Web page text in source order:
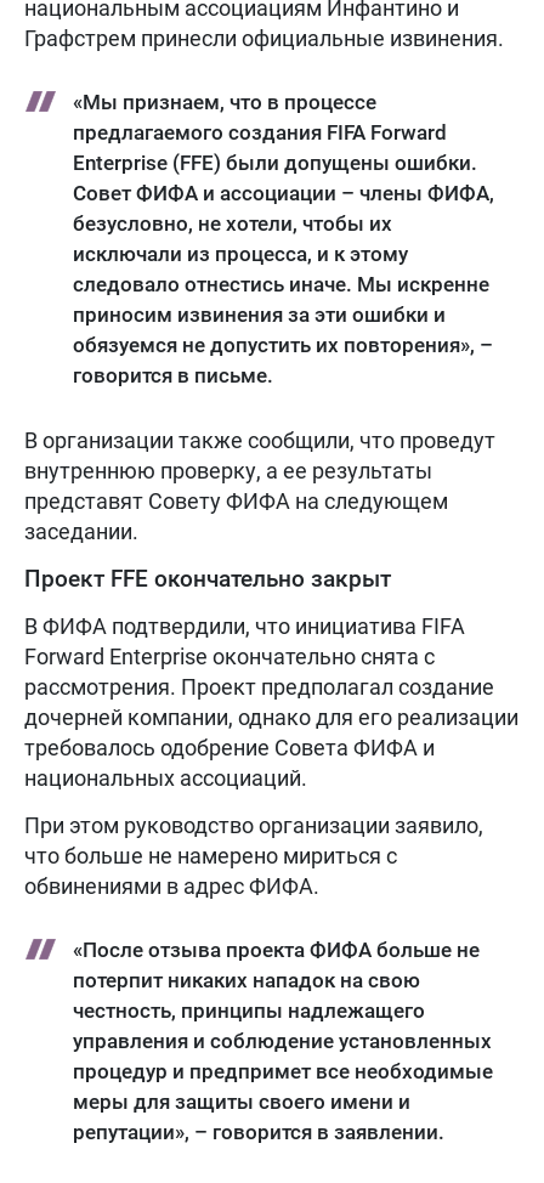
национальным ассоциациям Инфантино и
Графстрем принесли официальные извинения.
«Мы признаем, что в процессе
предлагаемого создания FIFA Forward
Enterprise (FFE) были допущены ошибки.
Совет ФИФА и ассоциации – члены ФИФА,
безусловно, не хотели, чтобы их
исключали из процесса, и к этому
следовало отнестись иначе. Мы искренне
приносим извинения за эти ошибки и
обязуемся не допустить их повторения», –
говорится в письме.
В организации также сообщили, что проведут
внутреннюю проверку, а ее результаты
представят Совету ФИФА на следующем
заседании.
Проект FFE окончательно закрыт
В ФИФА подтвердили, что инициатива FIFA
Forward Enterprise окончательно снята с
рассмотрения. Проект предполагал создание
дочерней компании, однако для его реализации
требовалось одобрение Совета ФИФА и
национальных ассоциаций.
При этом руководство организации заявило,
что больше не намерено мириться с
обвинениями в адрес ФИФА.
«После отзыва проекта ФИФА больше не
потерпит никаких нападок на свою
честность, принципы надлежащего
управления и соблюдение установленных
процедур и предпримет все необходимые
меры для защиты своего имени и
репутации», – говорится в заявлении.